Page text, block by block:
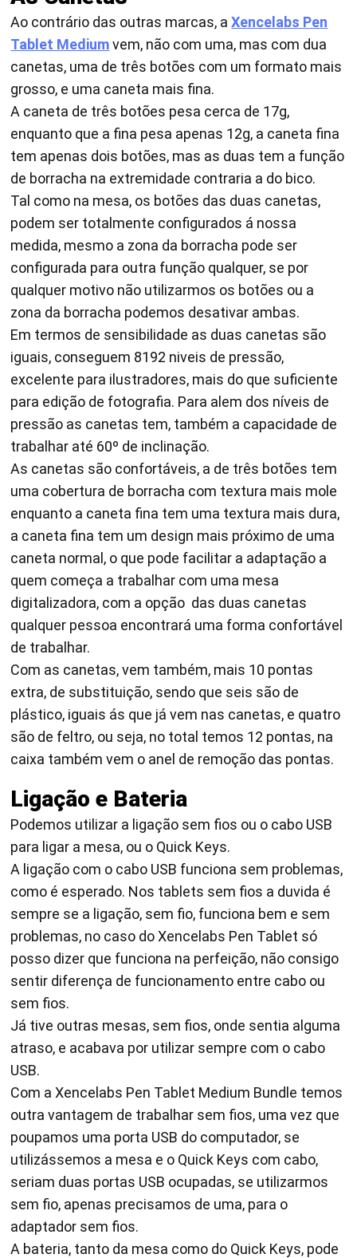
Ao contrário das outras marcas, aXencelabs Pen
Tablet Mediumvem, não com uma, mas com dua
canetas, uma de três botões com um formato mais
grosso, e uma caneta mais fina.
A caneta de três botões pesa cerca de 17g,
enquanto que a fina pesa apenas 12g, a caneta fina
tem apenas dois botões, mas as duas tem a função
de borracha na extremidade contraria a do bico.
Tal como na mesa, os botões das duas canetas,
podem ser totalmente configurados á nossa
medida, mesmo a zona da borracha pode ser
configurada para outra função qualquer, se por
qualquer motivo não utilizarmos os botões ou a
zona da borracha podemos desativar ambas.
Em termos de sensibilidade as duas canetas são
iguais, conseguem 8192 niveis de pressão,
excelente para ilustradores, mais do que suficiente
para edição de fotografia. Para alem dos níveis de
pressão as canetas tem, também a capacidade de
trabalhar até 60º de inclinação.
As canetas são confortáveis, a de três botões tem
uma cobertura de borracha com textura mais mole
enquanto a caneta fina tem uma textura mais dura,
a caneta fina tem um design mais próximo de uma
caneta normal, o que pode facilitar a adaptação a
quem começa a trabalhar com uma mesa
digitalizadora, com a opção das duas canetas
qualquer pessoa encontrará uma forma confortável
de trabalhar.
Com as canetas, vem também, mais 10 pontas
extra, de substituição, sendo que seis são de
plástico, iguais ás que já vem nas canetas, e quatro
são de feltro, ou seja, no total temos 12 pontas, na
caixa também vem o anel de remoção das pontas.
Ligação e Bateria
Podemos utilizar a ligação sem fios ou o cabo USB
para ligar a mesa, ou o Quick Keys.
A ligação com o cabo USB funciona sem problemas,
como é esperado. Nos tablets sem fios a duvida é
sempre se a ligação, sem fio, funciona bem e sem
problemas, no caso do Xencelabs Pen Tablet só
posso dizer que funciona na perfeição, não consigo
sentir diferença de funcionamento entre cabo ou
sem fios.
Já tive outras mesas, sem fios, onde sentia alguma
atraso, e acabava por utilizar sempre com o cabo
USB.
Com a Xencelabs Pen Tablet Medium Bundle temos
outra vantagem de trabalhar sem fios, uma vez que
poupamos uma porta USB do computador, se
utilizássemos a mesa e o Quick Keys com cabo,
seriam duas portas USB ocupadas, se utilizarmos
sem fio, apenas precisamos de uma, para o
adaptador sem fios.
A bateria, tanto da mesa como do Quick Keys, pode